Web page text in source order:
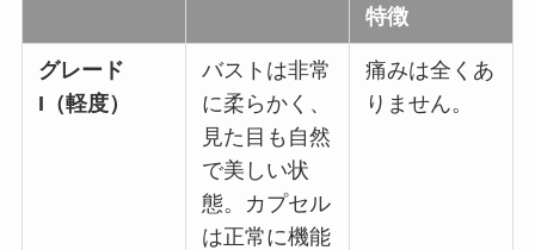
特徴
グレード
I（軽度）
バストは非常
に柔らかく、
見た目も自然
で美しい状
態。カプセル
は正常に機能
痛みは全くあ
りません。